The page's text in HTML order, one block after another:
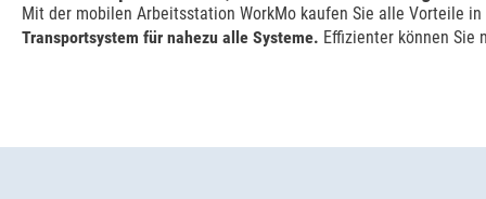
Mit der mobilen Arbeitsstation WorkMo kaufen Sie alle Vorteile
Transportsystem für nahezu alle Systeme. Effizienter können